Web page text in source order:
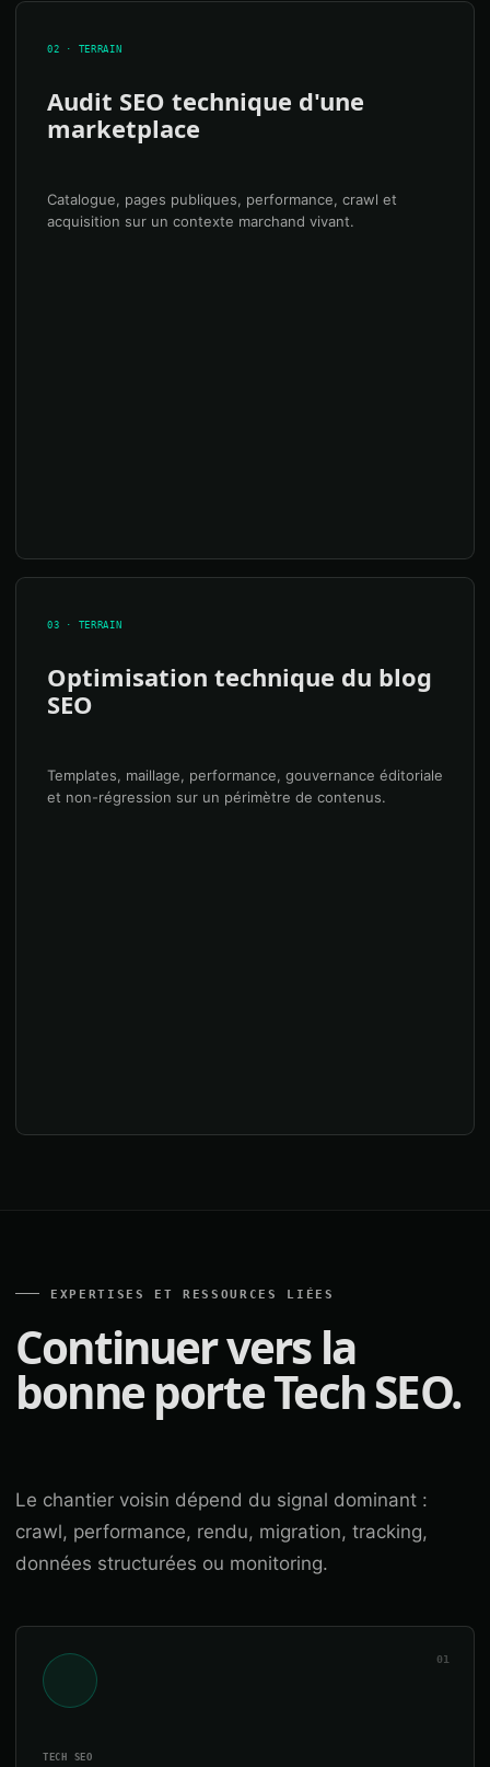
02 · TERRAIN
Audit SEO technique d'une
marketplace
Catalogue, pages publiques, performance, crawl et
acquisition sur un contexte marchand vivant.
03 · TERRAIN
Optimisation technique du blog
SEO
Templates, maillage, performance, gouvernance éditoriale
et non-régression sur un périmètre de contenus.
EXPERTISES ET RESSOURCES LIÉES
Continuer vers la
bonne porte Tech SEO.
Le chantier voisin dépend du signal dominant :
crawl, performance, rendu, migration, tracking,
données structurées ou monitoring.
01
TECH SEO